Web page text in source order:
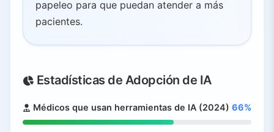
papeleo para que puedan atender a más
pacientes.
Estadísticas de Adopción de IA
Médicos que usan herramientas de IA (2024) 66%